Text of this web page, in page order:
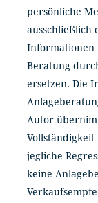
persönliche
ausschließlich
Informationen
Beratung
ersetzen. Die
Autor
jegliche
keine